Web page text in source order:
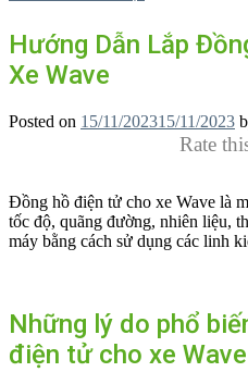
Hướng Dẫn Lắp
Xe Wave
Posted on 15/11/202315/11/2023
Rate
Đồng hồ điện tử cho xe Wave là
tốc độ, quãng đường, nhiên liệu,
máy bằng cách sử dụng các linh
Những lý do phổ
điện tử cho xe Wave